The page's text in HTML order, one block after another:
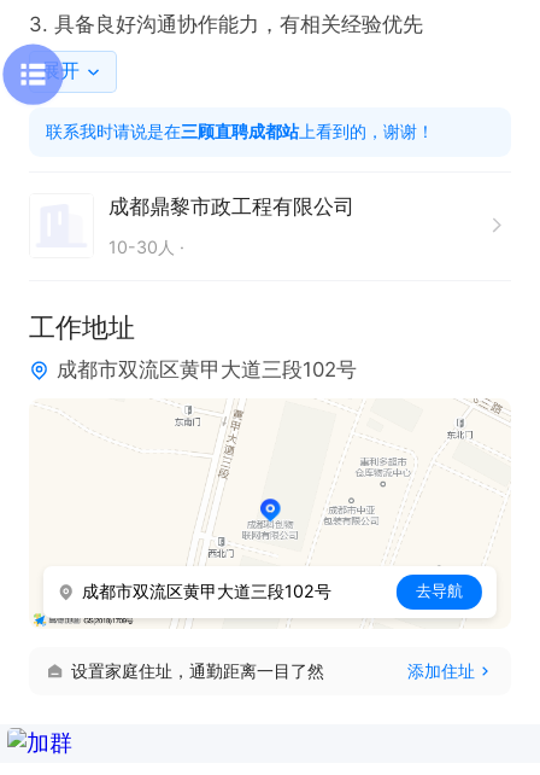
3. 具备良好沟通协作能力，有相关经验优先
展开
联系我时请说是在三顾直聘成都站上看到的，谢谢！
成都鼎黎市政工程有限公司
10-30人
工作地址
成都市双流区黄甲大道三段102号
成都市双流区黄甲大道三段102号 去导航
设置家庭住址，通勤距离一目了然 添加住址